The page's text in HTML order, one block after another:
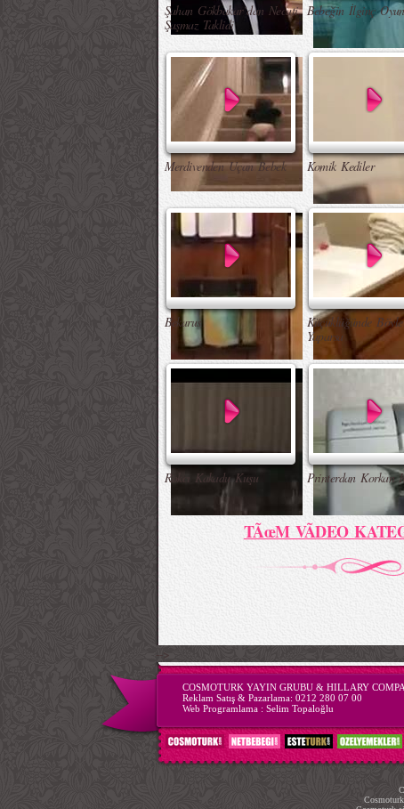
Şahan Gökbakar`dan Necati
Şaşmaz Taklidi
Bebeğin İlginç
Merdivenden Uçan Bebek Komik Kediler
Bekarus
Küçüklüğünde Böyle
Yaparsa
Rokcı Kakadu Kuşu Printerdan Korkan
TÃœM VÃDEO
-->
COSMOTURK YAYIN GRUBU & HILLARY
Reklam Satış & Pazarlama: 0212 280 07 00
Web Programlama : Selim Topaloğlu